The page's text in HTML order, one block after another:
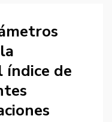
índice de